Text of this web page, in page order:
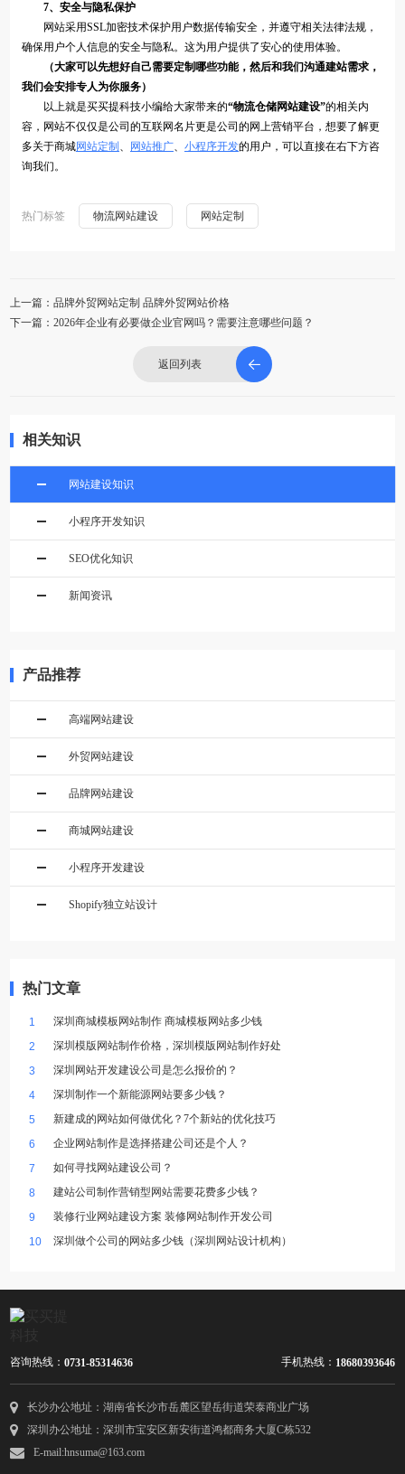
相关知识
网站建设知识
小程序开发知识
SEO优化知识
新闻资讯
产品推荐
高端网站建设
外贸网站建设
品牌网站建设
商城网站建设
小程序开发建设
Shopify独立站设计
热门文章
1
深圳商城模板网站制作 商城模板网站多少钱
2
深圳模版网站制作价格，深圳模版网站制作好处
3
深圳网站开发建设公司是怎么报价的？
4
深圳制作一个新能源网站要多少钱？
5
新建成的网站如何做优化？7个新站的优化技巧
6
企业网站制作是选择搭建公司还是个人？
7
如何寻找网站建设公司？
8
建站公司制作营销型网站需要花费多少钱？
9
装修行业网站建设方案 装修网站制作开发公司
10
深圳做个公司的网站多少钱（深圳网站设计机构）
7、安全与隐私保护
网站采用SSL加密技术保护用户数据传输安全，并遵守相关法律法规，
确保用户个人信息的安全与隐私。这为用户提供了安心的使用体验。
（大家可以先想好自己需要定制哪些功能，然后和我们沟通建站需求，
我们会安排专人为你服务）
以上就是买买提科技小编给大家带来的“物流仓储网站建设”的相关内
容，网站不仅仅是公司的互联网名片更是公司的网上营销平台，想要了解更
多关于商城网站定制 、 网站推广、 小程序开发的用户，可以直接在右下方咨
询我们。
热门标签 物流网站建设 网站定制
上一篇：品牌外贸网站定制 品牌外贸网站价格
下一篇：2026年企业有必要做企业官网吗？需要注意哪些问题？
返回列表
咨询热线：0731-85314636 手机热线： 18680393646
长沙办公地址：湖南省长沙市岳麓区望岳街道荣泰商业广场
深圳办公地址：深圳市宝安区新安街道鸿都商务大厦C栋532
E-mail:hnsuma@163.com